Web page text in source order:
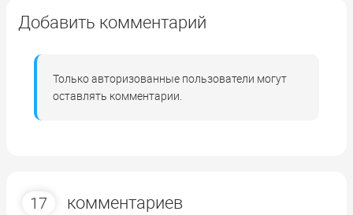
Добавить комментарий
Только авторизованные пользователи могут
оставлять комментарии.
17 комментариев